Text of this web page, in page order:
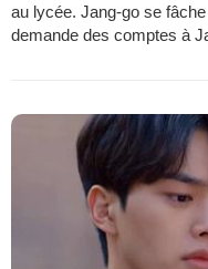
au lycée. Jang-go se
demande des comptes à